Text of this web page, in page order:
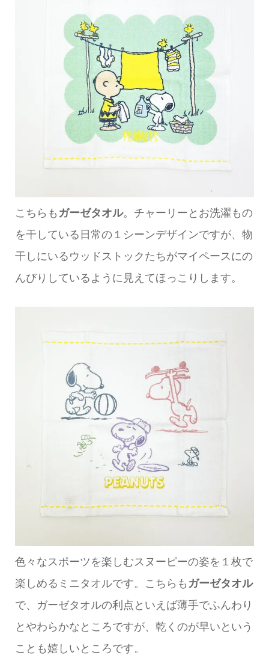
こちらも ガーゼタオル。チャーリーとお洗濯もの
を干している日常の１シーンデザインですが、物
干しにいるウッドストックたちがマイペースにの
んびりしているように見えてほっこりします。
色々なスポーツを楽しむスヌーピーの姿を１枚で
楽しめるミニタオルです。こちらも ガーゼタオル
で、ガーゼタオルの利点といえば薄手でふんわり
とやわらかなところですが、乾くのが早いという
ことも嬉しいところです。